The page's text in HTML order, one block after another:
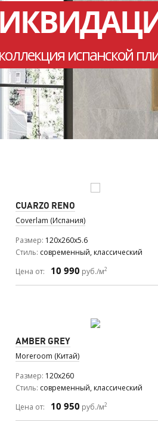
испанской
CUARZO RENO
Coverlam (Испания)
Размер 120x260x5.6
Стиль современный, классический
Цена от:
10 990 руб./м2
AMBER GREY
Moreroom (Китай)
Размер 120x260
Стиль современный, классический
Цена от:
10 950 руб./м2